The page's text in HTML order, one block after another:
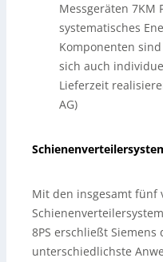
Messgeräten 7KM
systematisches
Komponenten
sich auch
Lieferzeit
AG)
Mit den insgesamt fünf
8PS erschließt
unterschiedlichste